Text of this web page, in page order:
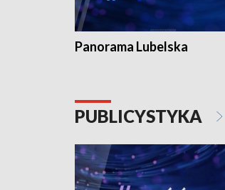
Panorama Lubelska
PUBLICYSTYKA